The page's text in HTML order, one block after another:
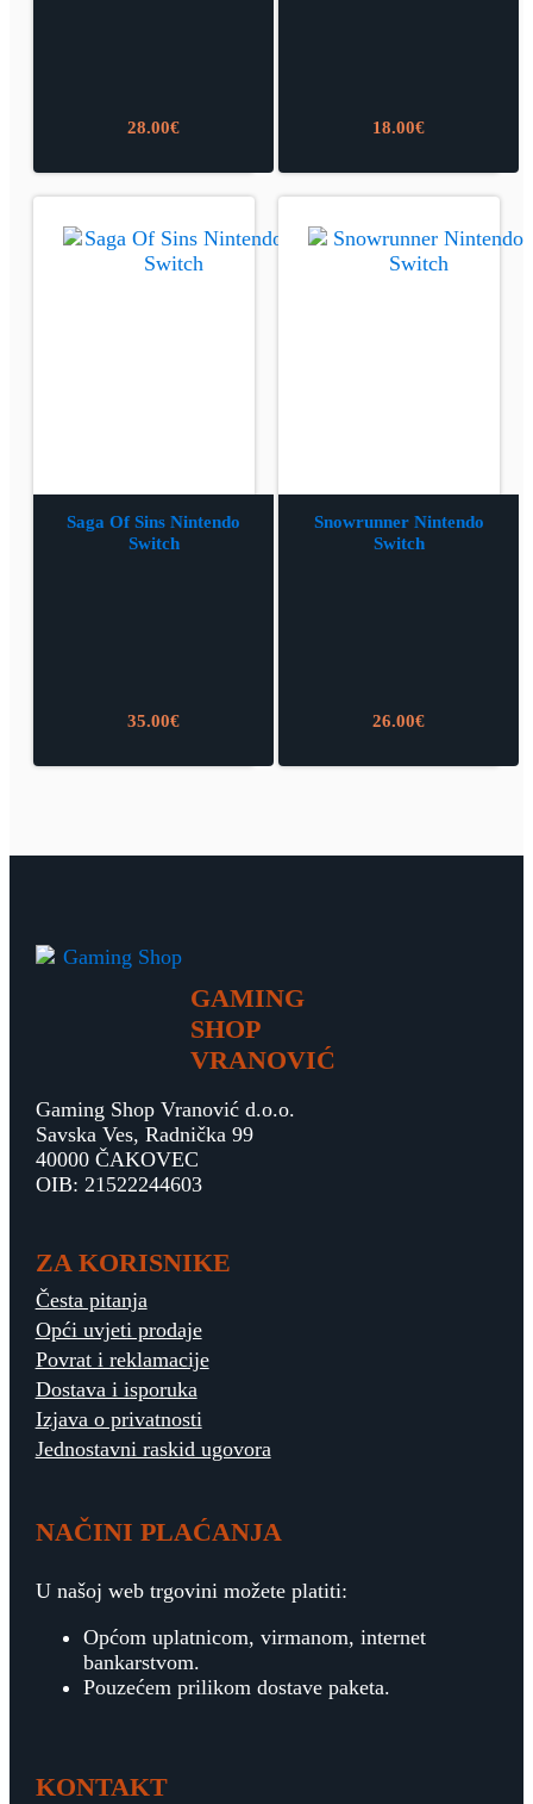
28.00€ 18.00€
Saga Of Sins Nintendo
Switch
35.00€
Snowrunner Nintendo
Switch
26.00€
GAMING
SHOP
VRANOVIĆ
Gaming Shop Vranović d.o.o.
Savska Ves, Radnička 99
40000 ČAKOVEC
OIB: 21522244603
ZA KORISNIKE
Česta pitanja
Opći uvjeti prodaje
Povrat i reklamacije
Dostava i isporuka
Izjava o privatnosti
Jednostavni raskid ugovora
NAČINI PLAĆANJA
U našoj web trgovini možete platiti:
Općom uplatnicom, virmanom, internet
bankarstvom.
Pouzećem prilikom dostave paketa.
KONTAKT